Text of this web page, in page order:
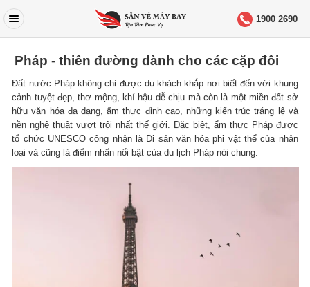
1900 2690
Pháp - thiên đường dành cho các cặp đôi
Đất nước Pháp không chỉ được du khách khắp nơi biết đến với khung
cảnh tuyệt đẹp, thơ mộng, khí hậu dễ chịu mà còn là một miền đất sở
hữu văn hóa đa dạng, ẩm thực đỉnh cao, những kiến trúc tráng lệ và
nền nghệ thuật vượt trội nhất thế giới. Đặc biệt, ẩm thực Pháp được
tổ chức UNESCO công nhận là Di sản văn hóa phi vật thể của nhân
loại và cũng là điểm nhấn nổi bật của du lịch Pháp nói chung.